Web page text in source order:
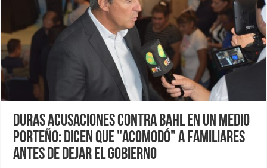
Duras acusaciones contra Bahl en un medio
porteño: dicen que "acomodó" a familiares
antes de dejar el Gobierno